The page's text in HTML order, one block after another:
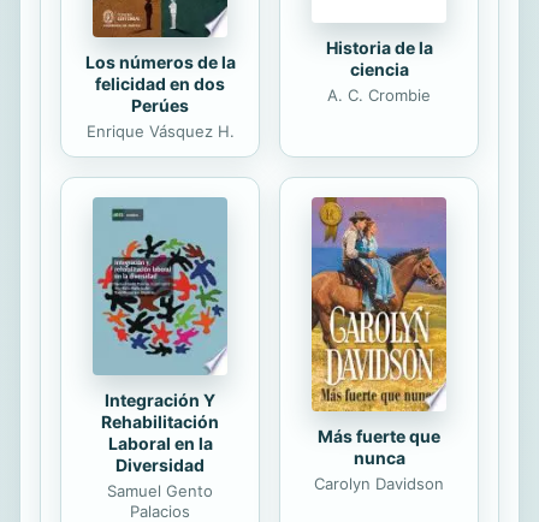
Los números de la
felicidad en dos
Perúes
Enrique Vásquez H.
Historia de la
ciencia
A. C. Crombie
Integración Y
Rehabilitación
Laboral en la
Diversidad
Samuel Gento
Palacios
Más fuerte que
nunca
Carolyn Davidson